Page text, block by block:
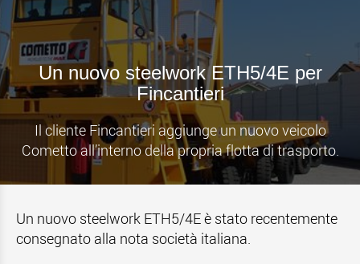
Un nuovo steelwork ETH5/4E per
Fincantieri
Il cliente Fincantieri aggiunge un nuovo veicolo
Cometto all’interno della propria flotta di trasporto.
Un nuovo steelwork ETH5/4E è stato recentemente
consegnato alla nota società italiana.